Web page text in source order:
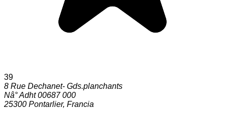
39
8 Rue Dechanet- Gds.planchants
Nâ° Adht 00687 000
25300 Pontarlier, Francia